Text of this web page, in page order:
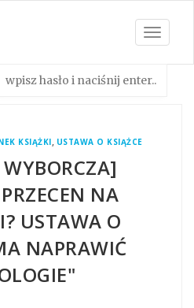
Toggle
KSIĄŻKI, USTAWA O KSIĄŻCE
NA
USTAWA O
NAPRAWIĆ